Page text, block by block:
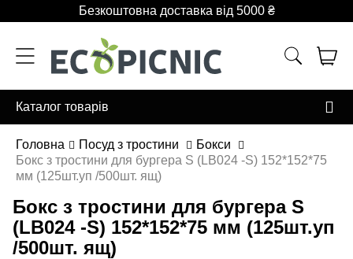
Безкоштовна доставка від 5000 ₴
Каталог товарів
Головна Посуд з тростини
Бокси
Бокс з тростини для бургера S (LB024 -S) 152*152*75
мм (125шт.уп /500шт. ящ)
Бокс з тростини для бургера S
(LB024 -S) 152*152*75 мм (125шт.уп
/500шт. ящ)